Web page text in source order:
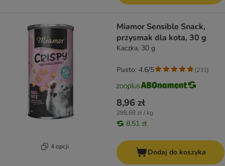
4 opcji
Miamor Sensible Snack,
przysmak dla kota, 30 g
Kaczka, 30 g
8,96 zł
298,68 zł / kg
8,51 zł
Pusto: 4.6/5 (231)
Dodaj do koszyka